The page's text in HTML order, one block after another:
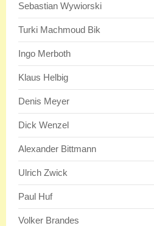
Sebastian Wywiorski
Turki Machmoud Bik
Ingo Merboth
Klaus Helbig
Denis Meyer
Dick Wenzel
Alexander Bittmann
Ulrich Zwick
Paul Huf
Volker Brandes